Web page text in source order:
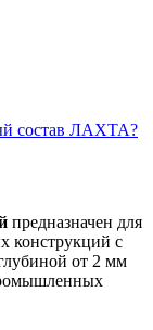
состав ЛАХТА?
предназначен для
конструкций с
от 2 мм